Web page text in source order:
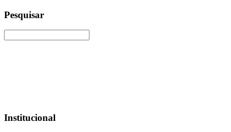
Pesquisar
Institucional